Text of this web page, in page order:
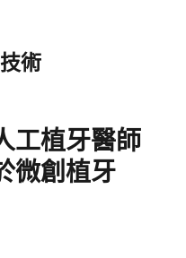
術
工植牙醫師
微創植牙